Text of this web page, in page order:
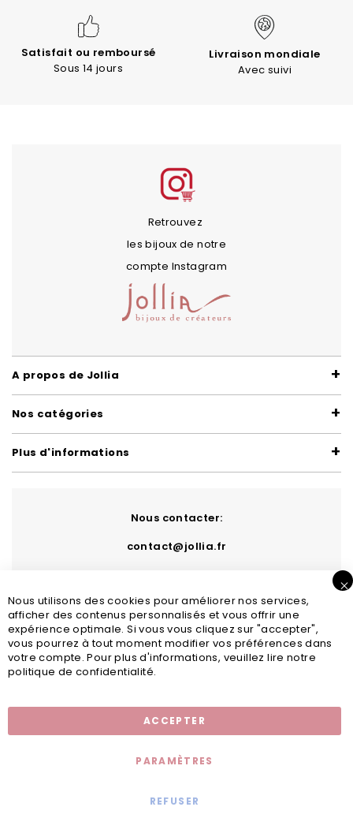
Satisfait ou remboursé
Sous 14 jours
Livraison mondiale
Avec suivi
Retrouvez
les bijoux de notre
compte Instagram
A propos de Jollia
Nos catégories
Plus d'informations
Nous contacter:
contact@jollia.fr
Nous utilisons des cookies pour améliorer nos services,
afficher des contenus personnalisés et vous offrir une
expérience optimale. Si vous vous cliquez sur "accepter",
vous pourrez à tout moment modifier vos préférences dans
votre compte. Pour plus d'informations, veuillez lire notre
politique de confidentialité.
ACCEPTER
PARAMÈTRES
REFUSER